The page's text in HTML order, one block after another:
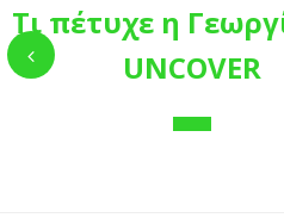
Τι πέτυχε η
UNCOVER